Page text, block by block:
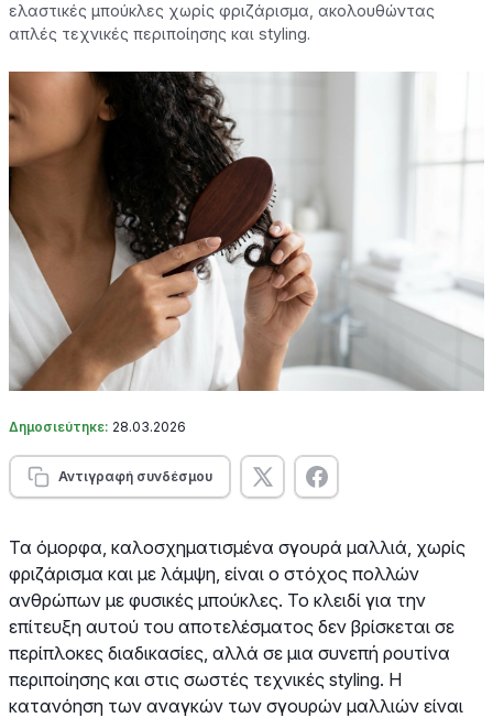
ελαστικές μπούκλες χωρίς φριζάρισμα, ακολουθώντας
απλές τεχνικές περιποίησης και styling.
Δημοσιεύτηκε: 28.03.2026
Αντιγραφή συνδέσμου
Τα όμορφα, καλοσχηματισμένα σγουρά μαλλιά, χωρίς
φριζάρισμα και με λάμψη, είναι ο στόχος πολλών
ανθρώπων με φυσικές μπούκλες. Το κλειδί για την
επίτευξη αυτού του αποτελέσματος δεν βρίσκεται σε
περίπλοκες διαδικασίες, αλλά σε μια συνεπή ρουτίνα
περιποίησης και στις σωστές τεχνικές styling. Η
κατανόηση των αναγκών των σγουρών μαλλιών είναι